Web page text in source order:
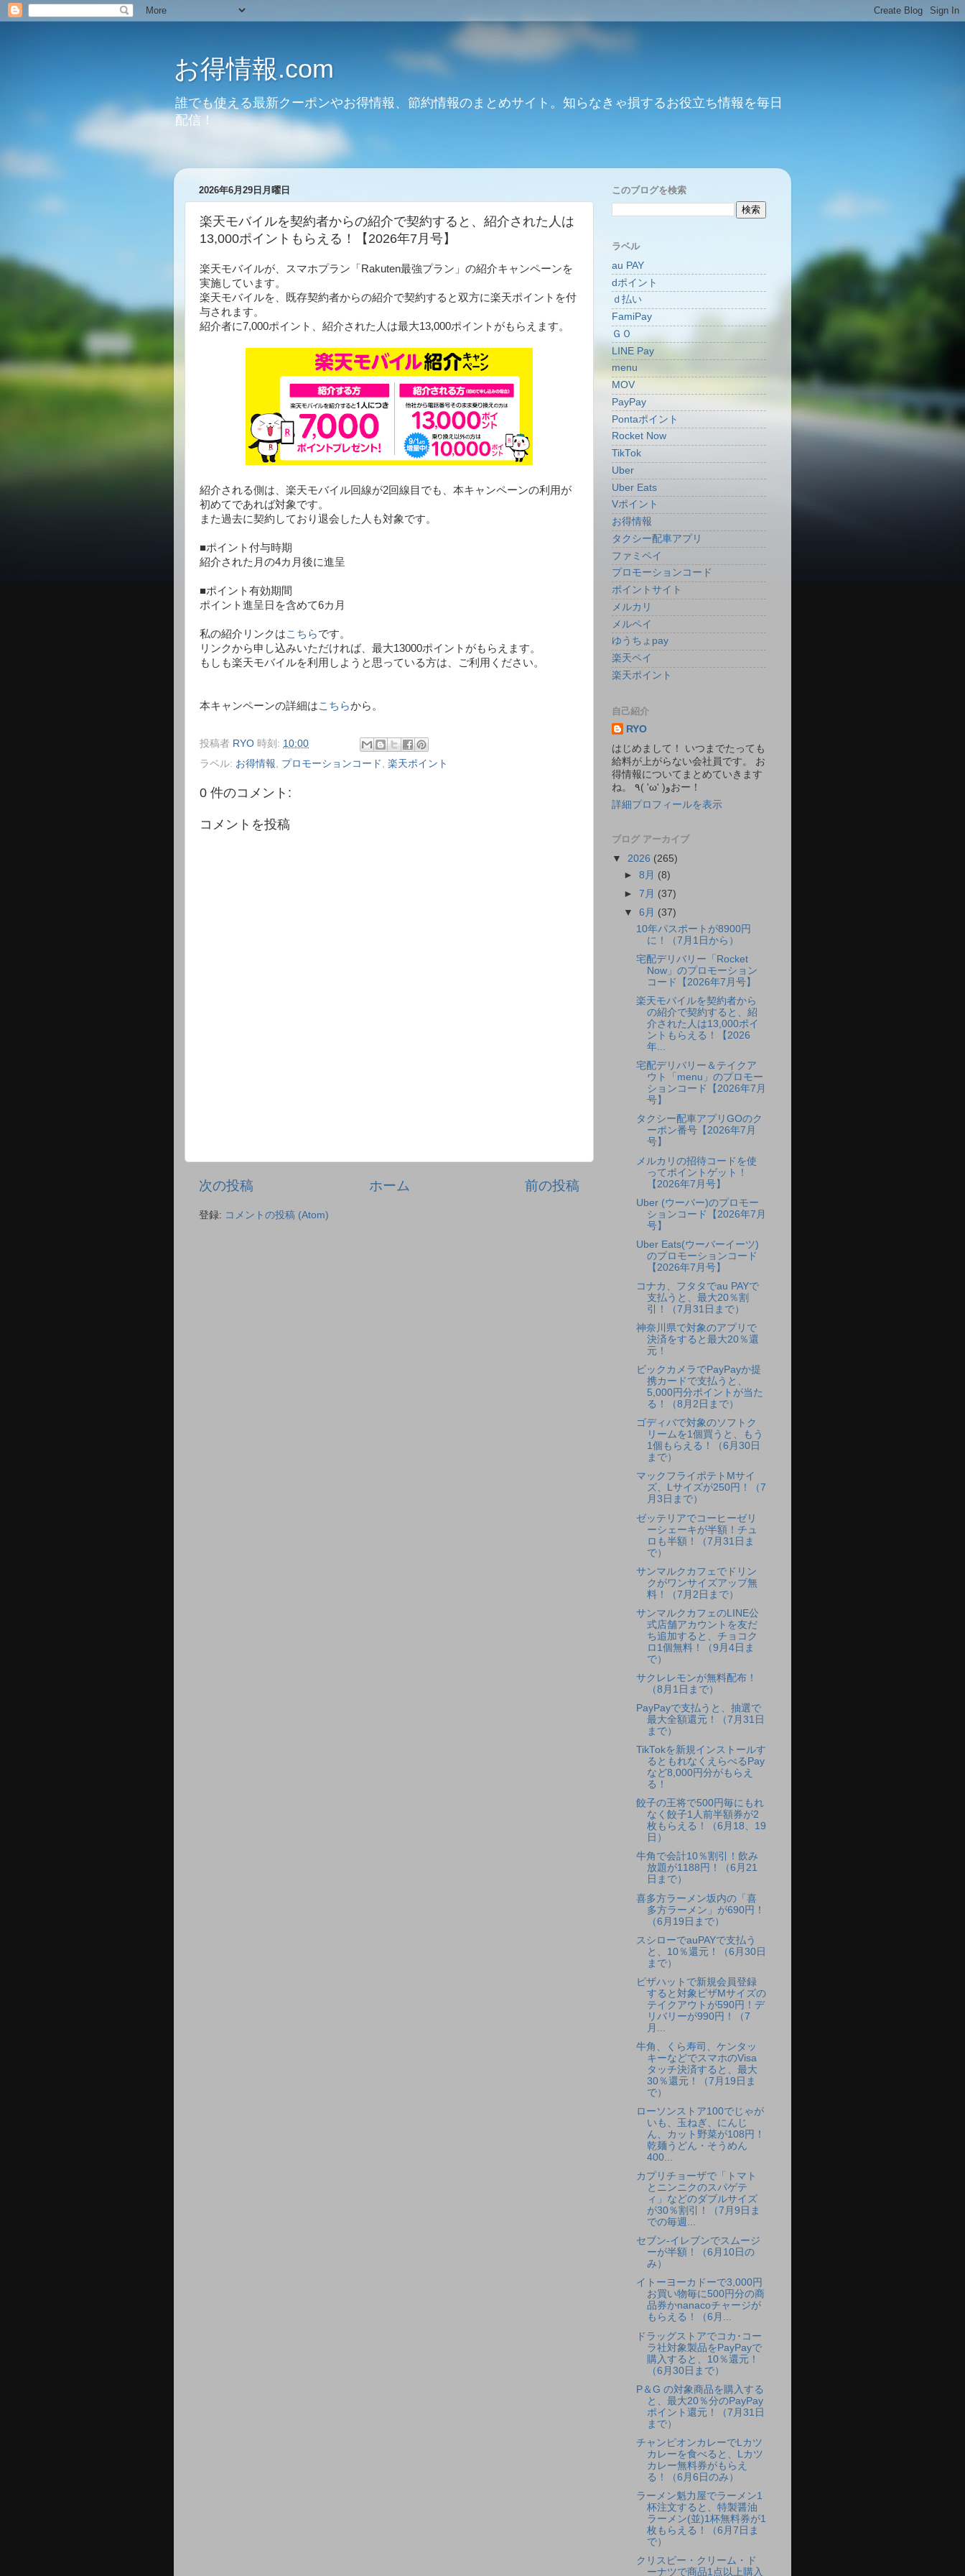
お得情報.com
誰でも使える最新クーポンやお得情報、節約情報のまとめサイト。知らなきゃ損するお役立ち情報を毎日
配信！
2026年6月29日月曜日
楽天モバイルを契約者からの紹介で契約すると、紹介された人は
13,000ポイントもらえる！【2026年7月号】
楽天モバイルが、スマホプラン「Rakuten最強プラン」の紹介キャンペーンを
実施しています。
楽天モバイルを、既存契約者からの紹介で契約すると双方に楽天ポイントを付
与されます。
紹介者に7,000ポイント、紹介された人は最大13,000ポイントがもらえます。
紹介される側は、楽天モバイル回線が2回線目でも、本キャンペーンの利用が
初めてであれば対象です。
また過去に契約しており退会した人も対象です。
■ポイント付与時期
紹介された月の4カ月後に進呈
■ポイント有効期間
ポイント進呈日を含めて6カ月
私の紹介リンクはこちらです。
リンクから申し込みいただければ、最大13000ポイントがもらえます。
もしも楽天モバイルを利用しようと思っている方は、ご利用ください。
本キャンペーンの詳細はこちらから。
投稿者 RYO 時刻: 10:00
ラベル: お得情報 プロモーションコード 楽天ポイント
0 件のコメント:
コメントを投稿
次の投稿 前の投稿
ホーム
登録: コメントの投稿 (Atom)
このブログを検索
ラベル
au PAY
dポイント
ｄ払い
FamiPay
ＧＯ
LINE Pay
menu
MOV
PayPay
Pontaポイント
Rocket Now
TikTok
Uber
Uber Eats
Vポイント
お得情報
タクシー配車アプリ
ファミペイ
プロモーションコード
ポイントサイト
メルカリ
メルペイ
ゆうちょpay
楽天ペイ
楽天ポイント
自己紹介
RYO
はじめまして！ いつまでたっても
給料が上がらない会社員です。 お
得情報についてまとめていきます
ね。 ٩( 'ω' )وおー！
詳細プロフィールを表示
ブログ アーカイブ
▼ 2026 (265)
►8月 (8)
►7月 (37)
▼6月 (37)
10年パスポートが8900円
に！（7月1日から）
宅配デリバリー「Rocket
Now」のプロモーション
コード【2026年7月号】
楽天モバイルを契約者から
の紹介で契約すると、紹
介された人は13,000ポイ
ントもらえる！【2026
年...
宅配デリバリー＆テイクア
ウト「menu」のプロモー
ションコード【2026年7月
号】
タクシー配車アプリGOのク
ーポン番号【2026年7月
号】
メルカリの招待コードを使
ってポイントゲット！
【2026年7月号】
Uber (ウーバー)のプロモー
ションコード【2026年7月
号】
Uber Eats(ウーバーイーツ)
のプロモーションコード
【2026年7月号】
コナカ、フタタでau PAYで
支払うと、最大20％割
引！（7月31日まで）
神奈川県で対象のアプリで
決済をすると最大20％還
元！
ビックカメラでPayPayか提
携カードで支払うと、
5,000円分ポイントが当た
る！（8月2日まで）
ゴディバで対象のソフトク
リームを1個買うと、もう
1個もらえる！（6月30日
まで）
マックフライポテトMサイ
ズ、Lサイズが250円！（7
月3日まで）
ゼッテリアでコーヒーゼリ
ーシェーキが半額！チュ
ロも半額！（7月31日ま
で）
サンマルクカフェでドリン
クがワンサイズアップ無
料！（7月2日まで）
サンマルクカフェのLINE公
式店舗アカウントを友だ
ち追加すると、チョコク
ロ1個無料！（9月4日ま
で）
サクレレモンが無料配布！
（8月1日まで）
PayPayで支払うと、抽選で
最大全額還元！（7月31日
まで）
TikTokを新規インストールす
るともれなくえらべるPay
など8,000円分がもらえ
る！
餃子の王将で500円毎にもれ
なく餃子1人前半額券が2
枚もらえる！（6月18、19
日）
牛角で会計10％割引！飲み
放題が1188円！（6月21
日まで）
喜多方ラーメン坂内の「喜
多方ラーメン」が690円！
（6月19日まで）
スシローでauPAYで支払う
と、10％還元！（6月30日
まで）
ピザハットで新規会員登録
すると対象ピザMサイズの
テイクアウトが590円！デ
リバリーが990円！（7
月...
牛角、くら寿司、ケンタッ
キーなどでスマホのVisa
タッチ決済すると、最大
30％還元！（7月19日ま
で）
ローソンストア100でじゃが
いも、玉ねぎ、にんじ
ん、カット野菜が108円！
乾麺うどん・そうめん
400...
カプリチョーザで「トマト
とニンニクのスパゲテ
ィ」などのダブルサイズ
が30％割引！（7月9日ま
での毎週...
セブン-イレブンでスムージ
ーが半額！（6月10日の
み）
イトーヨーカドーで3,000円
お買い物毎に500円分の商
品券かnanacoチャージが
もらえる！（6月...
ドラッグストアでコカ･コー
ラ社対象製品をPayPayで
購入すると、10％還元！
（6月30日まで）
P＆G の対象商品を購入する
と、最大20％分のPayPay
ポイント還元！（7月31日
まで）
チャンピオンカレーでLカツ
カレーを食べると、Lカツ
カレー無料券がもらえ
る！（6月6日のみ）
ラーメン魁力屋でラーメン1
杯注文すると、特製醤油
ラーメン(並)1杯無料券が1
枚もらえる！（6月7日ま
で）
クリスピー・クリーム・ド
ーナツで商品1点以上購入